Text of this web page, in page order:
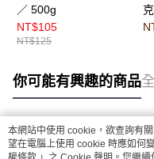
／ 500g
NT$105
NT$125
你可能有興趣的商品
熱門標籤
本網站中使用 cookie，欲查詢有
望在電腦上使用 cookie 時應如何